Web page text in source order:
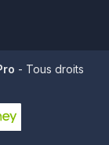
- Tous droits